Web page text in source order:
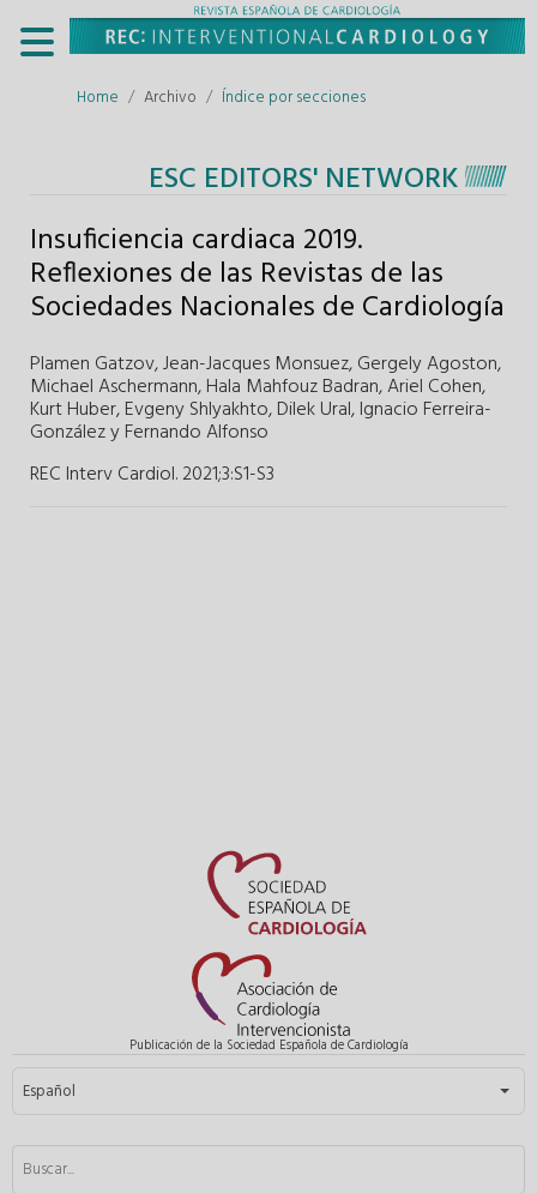
Home Archivo Índice por secciones
ESC EDITORS' NETWORK
Insuficiencia cardiaca 2019.
Reflexiones de las Revistas de las
Sociedades Nacionales de Cardiología
Plamen Gatzov,Jean-Jacques Monsuez,Gergely Agoston,
Michael Aschermann,Hala Mahfouz Badran,Ariel Cohen,
Kurt Huber,Evgeny Shlyakhto,Dilek Ural,Ignacio Ferreira-
GonzálezyFernando Alfonso
REC Interv Cardiol. 2021;3:S1-S3
Publicación de la Sociedad Española de Cardiología
Seleccione su idioma
Español